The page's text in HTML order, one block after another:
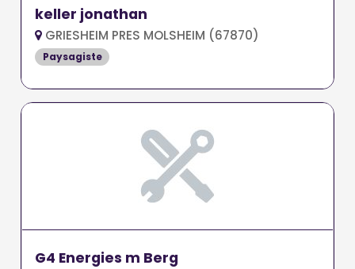
keller jonathan
GRIESHEIM PRES MOLSHEIM (67870)
Paysagiste
G4 Energies m Berg